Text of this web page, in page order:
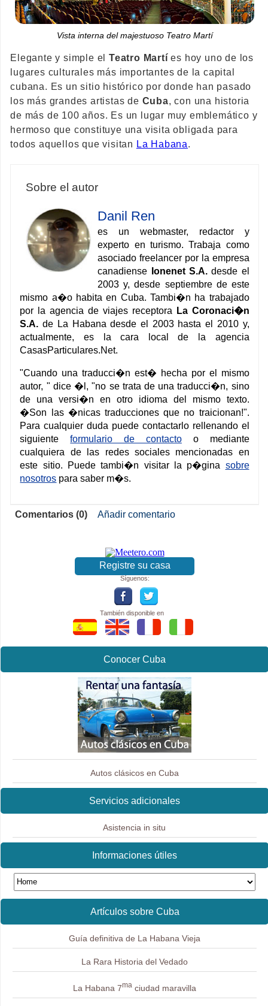
Vista interna del majestuoso Teatro Martí
Elegante y simple elTeatro Martí es hoy uno de los
lugares culturales más importantes de la capital
cubana. Es un sitio histórico por donde han pasado
los más grandes artistas de Cuba, con una historia
de más de 100 años. Es un lugar muy emblemático y
hermoso que constituye una visita obligada para
todos aquellos que visitan La Habana.
Sobre el autor
Danil Ren
es un webmaster, redactor y
experto en turismo. Trabaja como
asociado freelancer por la empresa
canadiense
Ionenet S.A. desde el
2003 y, desde septiembre de este
mismo a�o habita en Cuba. Tambi�n ha trabajado
por la agencia de viajes receptora
La Coronaci�n
S.A. de La Habana desde el 2003 hasta el 2010 y,
actualmente, es la cara local de la agencia
CasasParticulares.Net.
"Cuando una traducci�n est� hecha por el mismo
autor, " dice �l, "no se trata de una traducci�n, sino
de una versi�n en otro idioma del mismo texto.
�Son las �nicas traducciones que no traicionan!".
Para cualquier duda puede contactarlo rellenando el
siguienteformulario de contactoo mediante
cualquiera de las redes sociales mencionadas en
este sitio. Puede tambi�n visitar la p�gina sobre
nosotros para saber m�s.
Comentarios (0) Añadir comentario
Registre su casa
Síguenos:
También disponible en
Conocer Cuba
Autos clásicos en Cuba
Servicios adicionales
Asistencia in situ
Informaciones útiles
Artículos sobre Cuba
Guía definitiva de La Habana Vieja
La Rara Historia del Vedado
La Habana 7maciudad maravilla